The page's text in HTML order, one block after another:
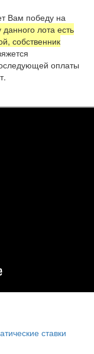
Вам победу на
данного лота есть
собственник
оплаты
ставки